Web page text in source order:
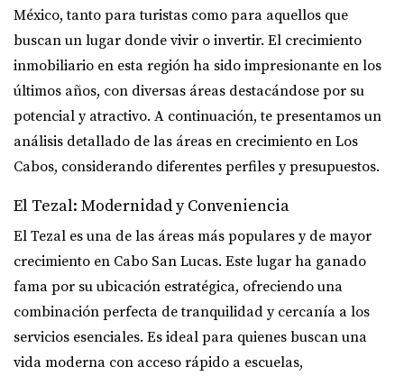
México, tanto para turistas como para aquellos que
buscan un lugar donde vivir o invertir. El crecimiento
inmobiliario en esta región ha sido impresionante en los
últimos años, con diversas áreas destacándose por su
potencial y atractivo. A continuación, te presentamos un
análisis detallado de las áreas en crecimiento en Los
Cabos, considerando diferentes perfiles y presupuestos.
El Tezal: Modernidad y Conveniencia
El Tezal es una de las áreas más populares y de mayor
crecimiento en Cabo San Lucas. Este lugar ha ganado
fama por su ubicación estratégica, ofreciendo una
combinación perfecta de tranquilidad y cercanía a los
servicios esenciales. Es ideal para quienes buscan una
vida moderna con acceso rápido a escuelas,